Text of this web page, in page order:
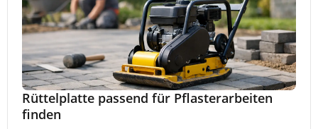
Rüttelplatte passend für Pflasterarbeiten
finden